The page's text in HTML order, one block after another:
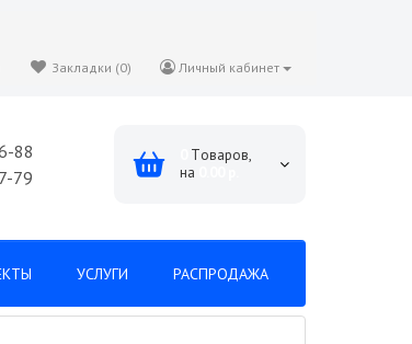
Личный кабинет
Закладки (0)
88
79
Tоваров,
на
УСЛУГИ РАСПРОДАЖА